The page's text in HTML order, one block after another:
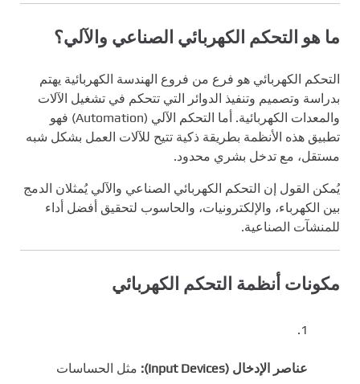
ما هو التحكم الكهربائي الصناعي والآلي؟
التحكم الكهربائي هو فرع من فروع الهندسة الكهربائية يهتم
بدراسة وتصميم وتنفيذ الدوائر التي تتحكم في تشغيل الآلات
والمعدات الكهربائية. أما التحكم الآلي (Automation) فهو
تطبيق هذه الأنظمة بطريقة ذكية تتيح للآلات العمل بشكل شبه
مستقل، مع تدخل بشري محدود.
يُمكن القول إن التحكم الكهربائي الصناعي والآلي يُمثلان الدمج
بين الكهرباء، والإلكترونيات، والحاسوب لتحقيق أفضل أداء
للمنشآت الصناعية.
مكونات أنظمة التحكم الكهربائي
عناصر الإدخال (Input Devices):
مثل الحساسات